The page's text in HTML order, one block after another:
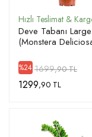
Deve Tabanı Large
(Monstera
%24 1699,90 TL
1299,90 TL